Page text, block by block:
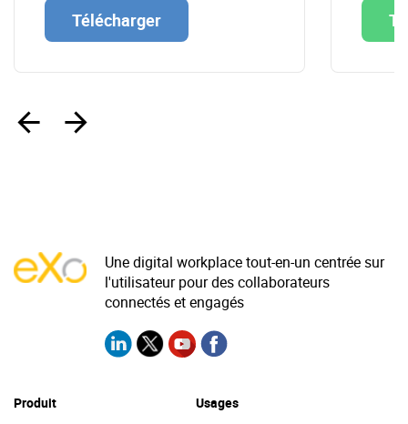
Télécharger
Une digital workplace tout-en-un centrée sur
l'utilisateur pour des collaborateurs
connectés et engagés
Produit Usages